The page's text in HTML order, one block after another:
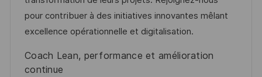
e
a
t
o
a
f
i
n
c
d
o
r
e
pour contribuer à des initiatives innovantes mêlant
excellence opérationnelle et digitalisation.
Coach Lean, performance et amélioration
continue